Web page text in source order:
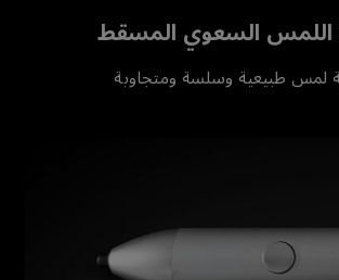
اللمس السعوي المسقط
لمس طبيعية وسلسة ومتجاوبة